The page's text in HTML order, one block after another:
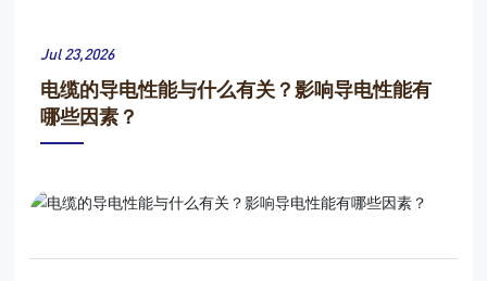
Jul 23,2026
电缆的导电性能与什么有关？影响导电性能有
哪些因素？